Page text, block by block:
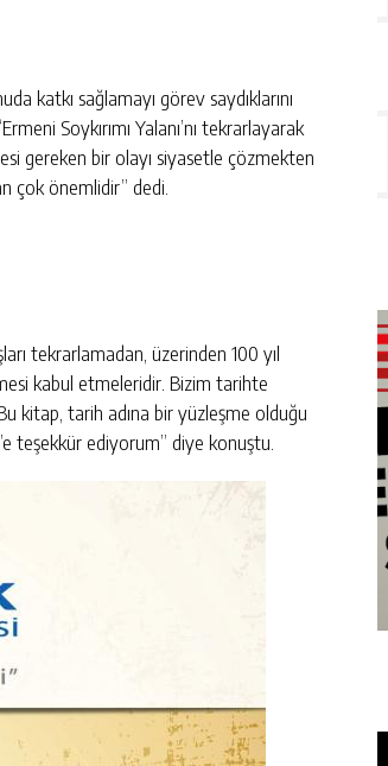
katkı sağlamayı görev saydıklarını
Soykırımı Yalanı’nı tekrarlayarak
gereken bir olayı siyasetle çözmekten
çok önemlidir” dedi.
tekrarlamadan, üzerinden 100 yıl
kabul etmeleridir. Bizim tarihte
kitap, tarih adına bir yüzleşme olduğu
teşekkür ediyorum” diye konuştu.